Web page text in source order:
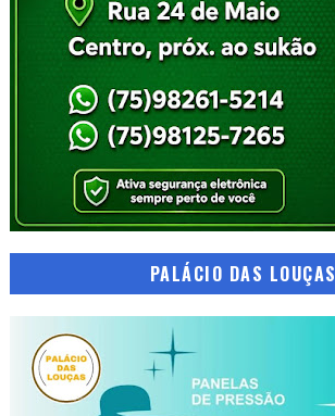
PALÁCIO DAS LOUÇAS